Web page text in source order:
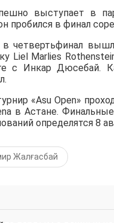
выступает в
пробился в финал
четвертьфинал
Liel Marlies
с Инкар Дюсебай.
«Asu Open»
в Астане.
определятся 8
Жалғасбай